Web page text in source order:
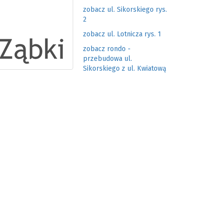
zobacz ul. Sikorskiego rys.
2
zobacz ul. Lotnicza rys. 1
zobacz rondo -
przebudowa ul.
Sikorskiego z ul. Kwiatową